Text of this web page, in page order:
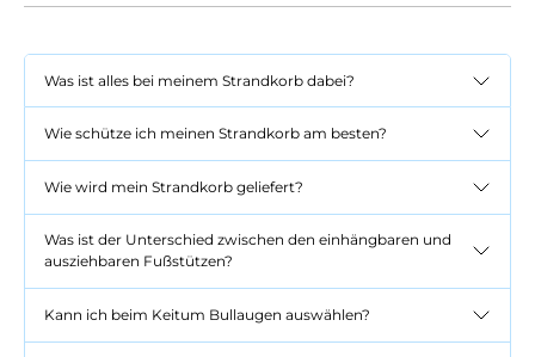
Was ist alles bei meinem Strandkorb dabei?
Wie schütze ich meinen Strandkorb am besten?
Wie wird mein Strandkorb geliefert?
Was ist der Unterschied zwischen den einhängbaren und
ausziehbaren Fußstützen?
Kann ich beim Keitum Bullaugen auswählen?